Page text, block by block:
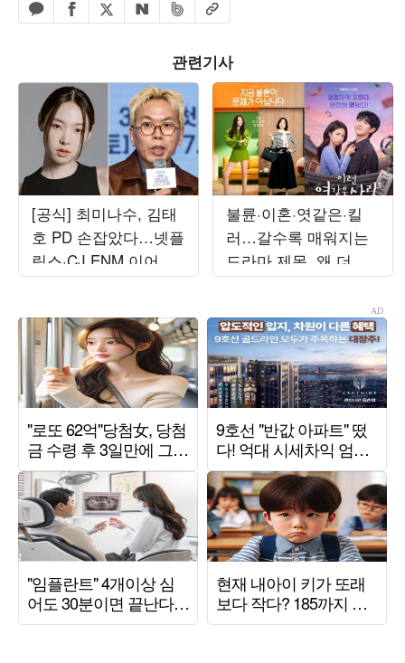
카카오톡 공유하기
페이스북 공유하기
엑스 공유하기
네이버 공유하기
밴드 공유하기
URL복사
관련기사
[공식] 최미나수, 김태
호 PD 손잡았다…넷플
릭스·CJ ENM 이어 새
예능 MC 발탁 ('사사로
불륜·이혼·엿같은·킬
러…갈수록 매워지는
드라마 제목, 왜 더 과
감해졌나 [TEN스타필